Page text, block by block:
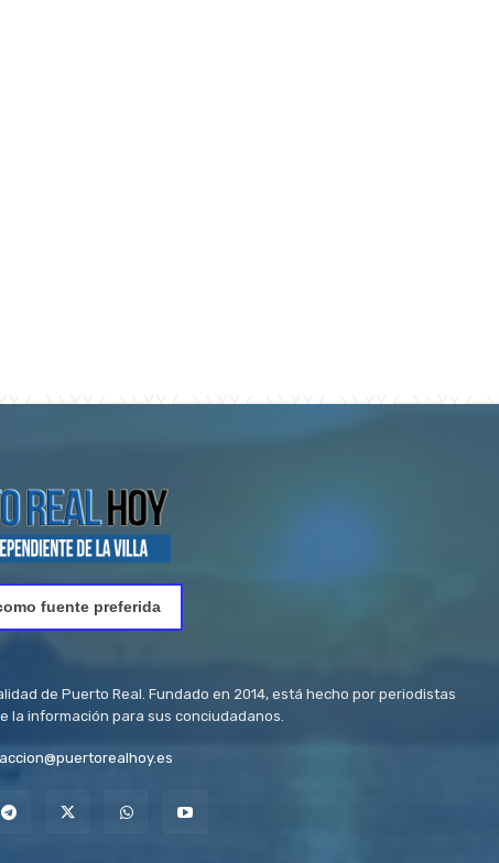
fuente preferida
de Puerto Real. Fundado en 2014, está hecho por periodistas
la información para sus conciudadanos.